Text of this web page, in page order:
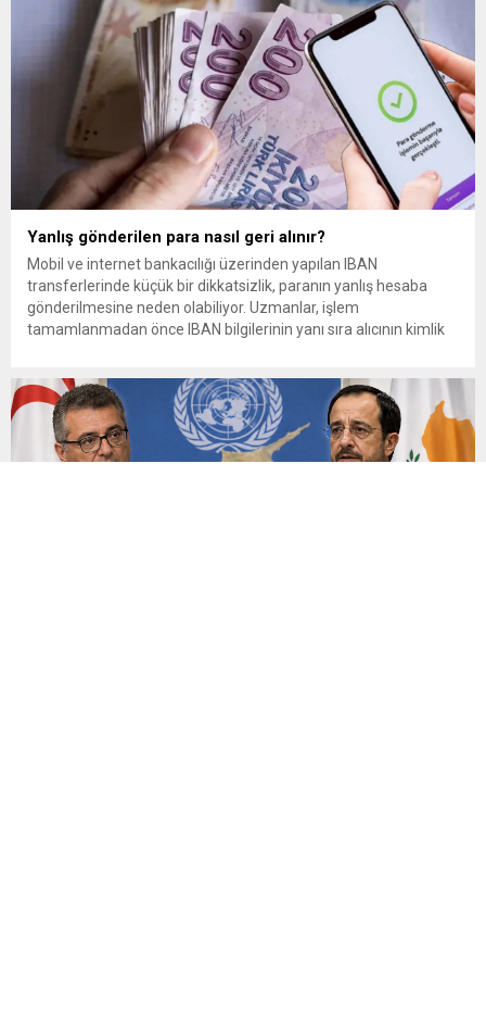
Yanlış gönderilen para nasıl geri alınır?
Mobil ve internet bankacılığı üzerinden yapılan IBAN
transferlerinde küçük bir dikkatsizlik, paranın yanlış hesaba
gönderilmesine neden olabiliyor. Uzmanlar, işlem
tamamlanmadan önce IBAN bilgilerinin yanı sıra alıcının kimlik
transferlerinde, özellikle IBAN’ın yanlış yazılması veya alıcı
bilgilerinin kontrol...